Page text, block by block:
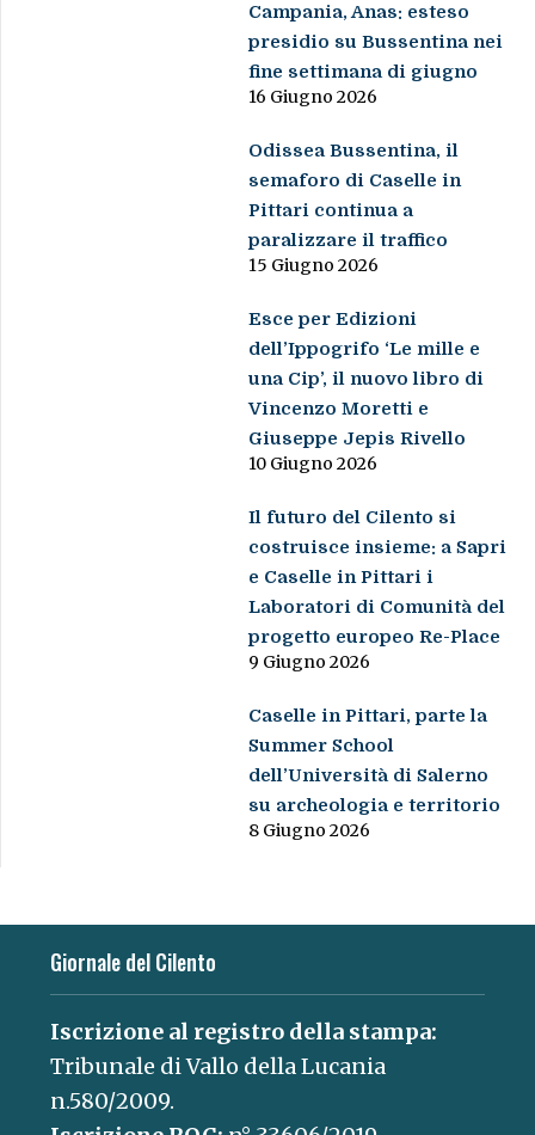
Campania, Anas: esteso
presidio su Bussentina nei
fine settimana di giugno
16 Giugno 2026
Odissea Bussentina, il
semaforo di Caselle in
Pittari continua a
paralizzare il traffico
15 Giugno 2026
Esce per Edizioni
dell’Ippogrifo ‘Le mille e
una Cip’, il nuovo libro di
Vincenzo Moretti e
Giuseppe Jepis Rivello
10 Giugno 2026
Il futuro del Cilento si
costruisce insieme: a Sapri
e Caselle in Pittari i
Laboratori di Comunità del
progetto europeo Re-Place
9 Giugno 2026
Caselle in Pittari, parte la
Summer School
dell’Università di Salerno
su archeologia e territorio
8 Giugno 2026
Giornale del Cilento
Iscrizione al registro della stampa:
Tribunale di Vallo della Lucania
n.580/2009.